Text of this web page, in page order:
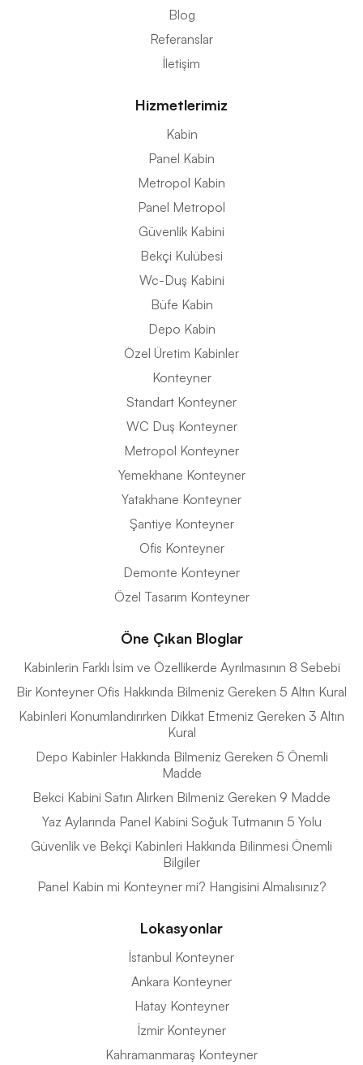
Blog
Referanslar
İletişim
Hizmetlerimiz
Kabin
Panel Kabin
Metropol Kabin
Panel Metropol
Güvenlik Kabini
Bekçi Kulübesi
Wc-Duş Kabini
Büfe Kabin
Depo Kabin
Özel Üretim Kabinler
Konteyner
Standart Konteyner
WC Duş Konteyner
Metropol Konteyner
Yemekhane Konteyner
Yatakhane Konteyner
Şantiye Konteyner
Ofis Konteyner
Demonte Konteyner
Özel Tasarım Konteyner
Öne Çıkan Bloglar
Kabinlerin Farklı İsim ve Özellikerde Ayrılmasının 8 Sebebi
Bir Konteyner Ofis Hakkında Bilmeniz Gereken 5 Altın Kural
Kabinleri Konumlandırırken Dikkat Etmeniz Gereken 3 Altın
Kural
Depo Kabinler Hakkında Bilmeniz Gereken 5 Önemli
Madde
Bekci Kabini Satın Alırken Bilmeniz Gereken 9 Madde
Yaz Aylarında Panel Kabini Soğuk Tutmanın 5 Yolu
Güvenlik ve Bekçi Kabinleri Hakkında Bilinmesi Önemli
Bilgiler
Panel Kabin mi Konteyner mi? Hangisini Almalısınız?
Lokasyonlar
İstanbul Konteyner
Ankara Konteyner
Hatay Konteyner
İzmir Konteyner
Kahramanmaraş Konteyner